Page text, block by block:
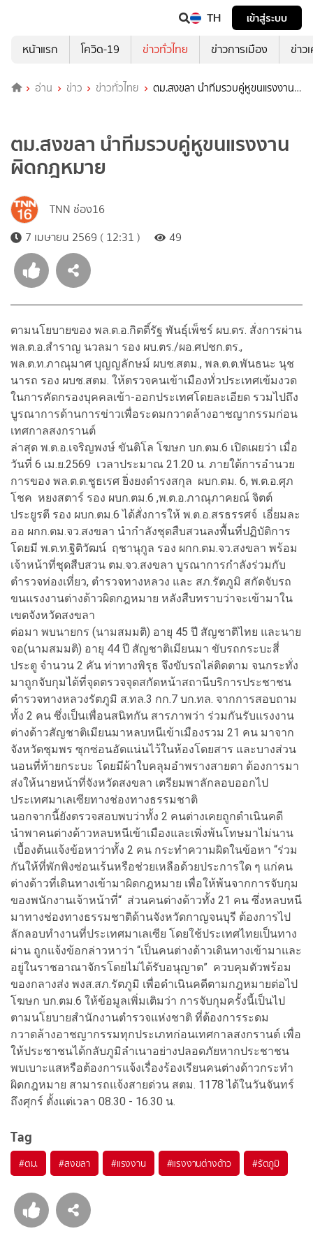
TH
เข้าสู่ระบบ
หน้าแรก
โควิด-19 ข่าวทั่วไทย ข่าวการเมือง ข่าว
อ่าน ข่าว ข่าวทั่วไทย
ตม.สงขลา นำทีมรวบคู่หูขนแรงงาน
ตม.สงขลา นำทีมรวบคู่หูขนแรงงาน
ผิดกฎหมาย
TNN ช่อง16
7 เมษายน 2569 ( 12:31 )
49
ตามนโยบายของ พล.ต.อ.กิตติ์รัฐ พันธุ์เพ็ชร์ ผบ.ตร. สั่งการผ่าน
พล.ต.อ.สำราญ นวลมา รอง ผบ.ตร./ผอ.ศปชก.ตร.,
พล.ต.ท.ภาณุมาศ บุญญลักษม์ ผบช.สตม., พล.ต.ต.พันธนะ นุช
นารถ รอง ผบช.สตม. ให้ตรวจคนเข้าเมืองทั่วประเทศเข้มงวด
ในการคัดกรองบุคคลเข้า-ออกประเทศโดยละเอียด รวมไปถึง
บูรณาการด้านการข่าวเพื่อระดมกวาดล้างอาชญากรรมก่อน
เทศกาลสงกรานต์
ล่าสุด พ.ต.อ.เจริญพงษ์ ขันติโล โฆษก บก.ตม.6 เปิดเผยว่า เมื่อ
วันที่ 6 เม.ย.2569 เวลาประมาณ 21.20 น. ภายใต้การอำนวย
การของ พล.ต.ต.ชูธเรศ ยิ่งยงดำรงสกุล ผบก.ตม. 6, พ.ต.อ.ศุภ
โชค หยงสตาร์ รอง ผบก.ตม.6 ,พ.ต.อ.ภาณุภาคยณ์ จิตต์
ประยูรตี รอง ผบก.ตม.6 ได้สั่งการให้ พ.ต.อ.สรธรรศจ์ เอี่ยมละ
ออ ผกก.ตม.จว.สงขลา นำกำลังชุดสืบสวนลงพื้นที่ปฏิบัติการ
โดยมี พ.ต.ท.ฐิติวัฒน์ ฤชานุกูล รอง ผกก.ตม.จว.สงขลา พร้อม
เจ้าหน้าที่ชุดสืบสวน ตม.จว.สงขลา บูรณาการกำลังร่วมกับ
ตำรวจท่องเที่ยว, ตำรวจทางหลวง และ สภ.รัตภูมิ สกัดจับรถ
ขนแรงงานต่างด้าวผิดกฎหมาย หลังสืบทราบว่าจะเข้ามาใน
เขตจังหวัดสงขลา
ต่อมา พบนายกร (นามสมมติ) อายุ 45 ปี สัญชาติไทย และนาย
จอ(นามสมมติ) อายุ 44 ปี สัญชาติเมียนมา ขับรถกระบะสี่
ประตู จำนวน 2 คัน ท่าทางพิรุธ จึงขับรถไล่ติดตาม จนกระทั่ง
มาถูกจับกุมได้ที่จุดตรวจจุดสกัดหน้าสถานีบริการประชาชน
ตำรวจทางหลวงรัตภูมิ ส.ทล.3 กก.7 บก.ทล. จากการสอบถาม
ทั้ง 2 คน ซึ่งเป็นเพื่อนสนิทกัน สารภาพว่า ร่วมกันรับแรงงาน
ต่างด้าวสัญชาติเมียนมาหลบหนีเข้าเมืองรวม 21 คน มาจาก
จังหวัดชุมพร ซุกซ่อนอัดแน่นไว้ในห้องโดยสาร และบางส่วน
นอนที่ท้ายกระบะ โดยมีผ้าใบคลุมอำพรางสายตา ต้องการมา
ส่งให้นายหน้าที่จังหวัดสงขลา เตรียมพาลักลอบออกไป
ประเทศมาเลเซียทางช่องทางธรรมชาติ
นอกจากนี้ยังตรวจสอบพบว่าทั้ง 2 คนต่างเคยถูกดำเนินคดี
นำพาคนต่างด้าวหลบหนีเข้าเมืองและเพิ่งพ้นโทษมาไม่นาน
เบื้องต้นแจ้งข้อหาว่าทั้ง 2 คน กระทำความผิดในข้อหา “ร่วม
กันให้ที่พักพิงซ่อนเร้นหรือช่วยเหลือด้วยประการใด ๆ แก่คน
ต่างด้าวที่เดินทางเข้ามาผิดกฎหมาย เพื่อให้พ้นจากการจับกุม
ของพนักงานเจ้าหน้าที่“ ส่วนคนต่างด้าวทั้ง 21 คน ซึ่งหลบหนี
มาทางช่องทางธรรมชาติด้านจังหวัดกาญจนบุรี ต้องการไป
ลักลอบทำงานที่ประเทศมาเลเซีย โดยใช้ประเทศไทยเป็นทาง
ผ่าน ถูกแจ้งข้อกล่าวหาว่า “เป็นคนต่างด้าวเดินทางเข้ามาและ
อยู่ในราชอาณาจักรโดยไม่ได้รับอนุญาต” ควบคุมตัวพร้อม
ของกลางส่ง พงส.สภ.รัตภูมิ เพื่อดำเนินคดีตามกฎหมายต่อไป
โฆษก บก.ตม.6 ให้ข้อมูลเพิ่มเติมว่า การจับกุมครั้งนี้เป็นไป
ตามนโยบายสำนักงานตำรวจแห่งชาติ ที่ต้องการระดม
กวาดล้างอาชญากรรมทุกประเภทก่อนเทศกาลสงกรานต์ เพื่อ
ให้ประชาชนได้กลับภูมิลำเนาอย่างปลอดภัยหากประชาชน
พบเบาะแสหรือต้องการแจ้งเรื่องร้องเรียนคนต่างด้าวกระทำ
ผิดกฎหมาย สามารถแจ้งสายด่วน สตม. 1178 ได้ในวันจันทร์
ถึงศุกร์ ตั้งแต่เวลา 08.30 - 16.30 น.
Tag
#ตม. #สงขลา #แรงงาน #แรงงานต่างด้าว #รัตภูมิ